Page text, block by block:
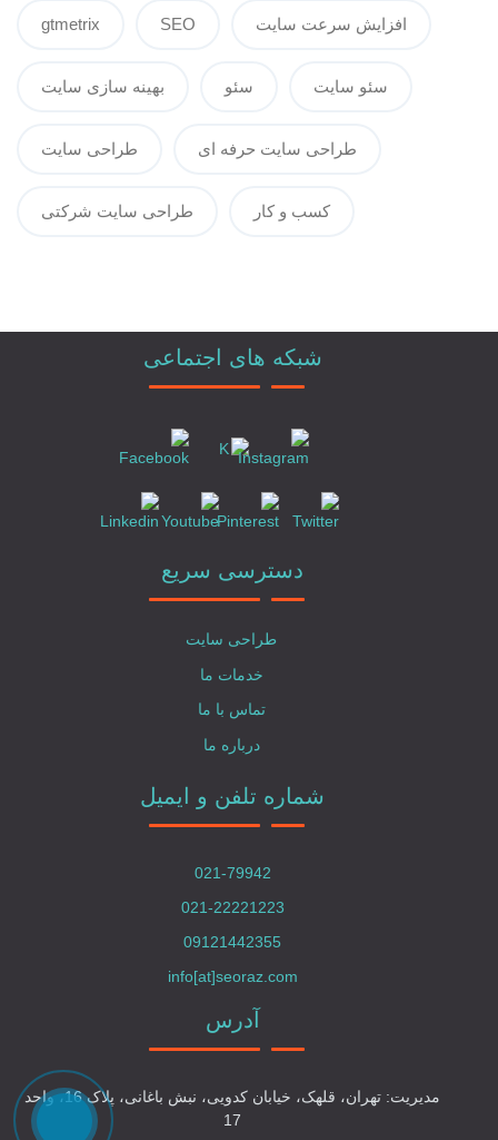
gtmetrix SEO افزایش سرعت سایت
بهینه سازی سایت سئو سئو سایت
طراحی سایت طراحی سایت حرفه ای
طراحی سایت شرکتی کسب و کار
شبکه های اجتماعی
دسترسی سریع
طراحی سایت
خدمات ما
تماس با ما
درباره ما
شماره تلفن و ایمیل
021-79942
021-22221223
09121442355
info[at]seoraz.com
آدرس
مدیریت: تهران، قلهک، خیابان کدویی، نبش باغانی، پلاک 16، واحد
17